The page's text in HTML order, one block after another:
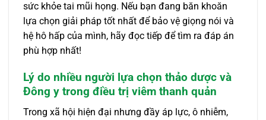
sức khỏe tai mũi họng. Nếu bạn đang băn khoăn
lựa chọn giải pháp tốt nhất để bảo vệ giọng nói và
hệ hô hấp của mình, hãy đọc tiếp để tìm ra đáp án
phù hợp nhất!
Lý do nhiều người lựa chọn thảo dược và
Đông y trong điều trị viêm thanh quản
Trong xã hội hiện đại nhưng đầy áp lực, ô nhiễm,